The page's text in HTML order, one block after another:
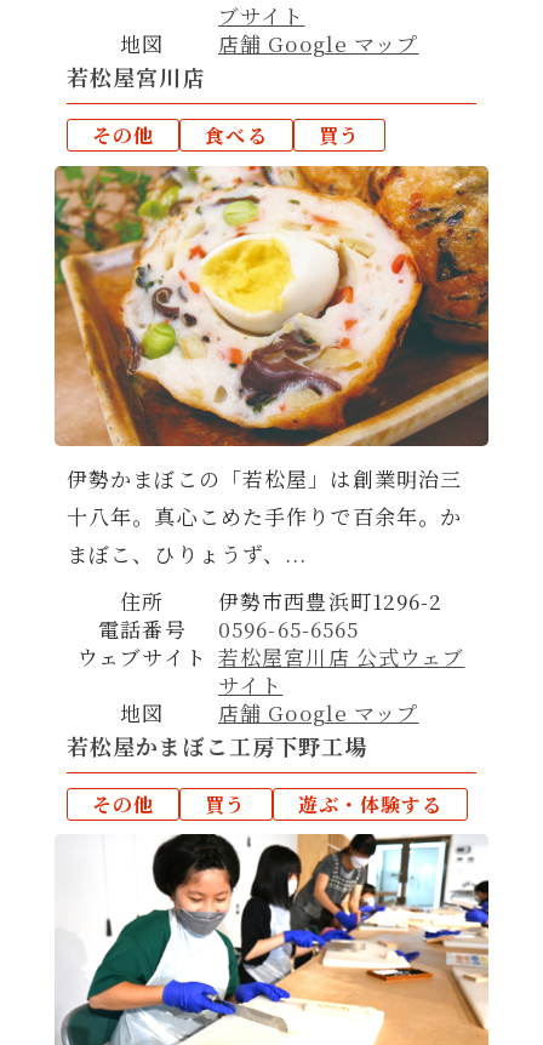
ブサイト
地図
店舗 Google マップ
若松屋宮川店
その他 食べる 買う
伊勢かまぼこの「若松屋」は創業明治三
十八年。真心こめた手作りで百余年。か
まぼこ、ひりょうず、...
住所
伊勢市西豊浜町1296-2
電話番号
0596-65-6565
ウェブサイト 若松屋宮川店 公式ウェブ
サイト
地図
店舗 Google マップ
若松屋かまぼこ工房下野工場
その他 買う 遊ぶ・体験する